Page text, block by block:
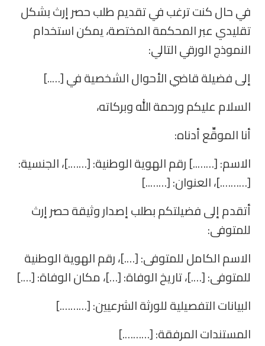
في حال كنت ترغب في تقديم طلب حصر إرث بشكل
تقليدي عبر المحكمة المختصة، يمكن استخدام
النموذج الورقي التالي:
إلى فضيلة قاضي الأحوال الشخصية في […..]
السلام عليكم ورحمة الله وبركاته،
أنا الموقِّع أدناه:
الاسم: [……..] رقم الهوية الوطنية: […….]، الجنسية:
[……….]، العنوان: [……..]
أتقدم إلى فضيلتكم بطلب إصدار وثيقة حصر إرث
للمتوفى:
الاسم الكامل للمتوفى: [….]، رقم الهوية الوطنية
للمتوفى: [….]، تاريخ الوفاة: […]، مكان الوفاة: [….]
البيانات التفصيلية للورثة الشرعيين: [……….]
المستندات المرفقة: [……….]